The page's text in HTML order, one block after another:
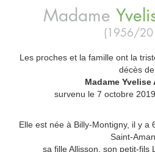
Madame
(1956/
Les proches et la famille ont la
décès de
Madame Yvelise
survenu le 7 octobre
Elle est née à Billy-Montigny, il y a
Saint-
sa fille Allisson, son petit-fils